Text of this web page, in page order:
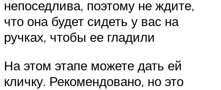
непоседлива, поэтому не ждите,
что она будет сидеть у вас на
ручках, чтобы ее гладили
На этом этапе можете дать ей
кличку. Рекомендовано, но это